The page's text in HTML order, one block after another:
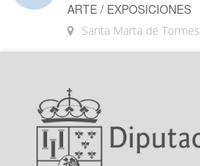
ARTE / EXPOSICIONES
Santa Marta de Tormes